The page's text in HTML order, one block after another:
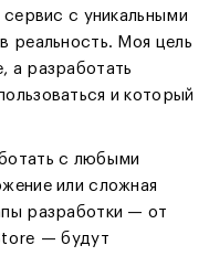
сервис с уникальными
реальность. Моя цель
а разработать
и который
с любыми
или сложная
разработки — от
— будут